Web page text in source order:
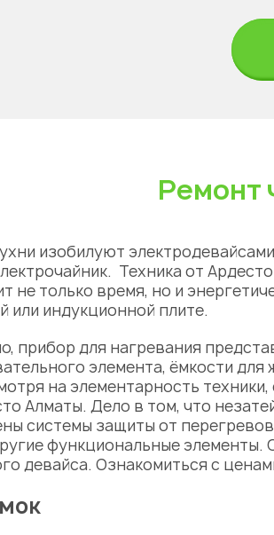
Ремонт
изобилуют
Техника от
не только время, но и
или индукционной плите.
прибор для нагревания
элемента, ёмкости
на элементарность
Алматы. Дело в том, что
системы защиты от
функциональные
девайса. Ознакомиться с